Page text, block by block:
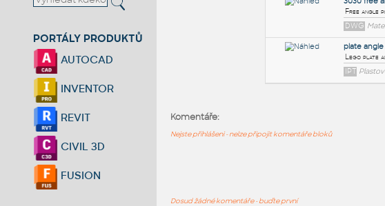
PORTÁLY PRODUKTŮ
AUTOCAD
INVENTOR
REVIT
CIVIL 3D
FUSION
Komentáře:
Nejste přihlášeni - nelze připojit komentáře bloků
Dosud žádné komentáře - buďte první